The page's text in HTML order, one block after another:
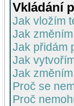
Vkládání
Jak vložím
Jak
Jak přidám
Jak
Jak
Proč se
Proč